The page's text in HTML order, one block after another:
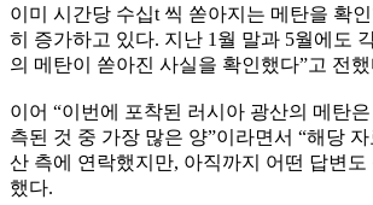
이미 시간당 수십t 씩 쏟아지는 메탄을 확
히 증가하고 있다. 지난 1월 말과 5월에도
의 메탄이 쏟아진 사실을 확인했다”고 전했
이어 “이번에 포착된 러시아 광산의 메탄
측된 것 중 가장 많은 양”이라면서 “해당
산 측에 연락했지만, 아직까지 어떤 답변도
했다.